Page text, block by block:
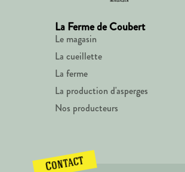
La Ferme de Coubert
Le magasin
La cueillette
La ferme
La production d'asperges
Nos producteurs
Contact